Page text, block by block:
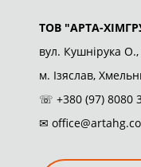
ТОВ "АРТА-
вул. Кушнірука
м. Ізяслав,
☏ +380 (97) 8080
✉